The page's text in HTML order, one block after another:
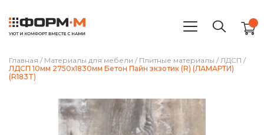
Главная / Материалы для мебели / Плитные материалы / ЛДСП /
ЛДСП 10мм 2750х1830мм Бетон Пайн экзотик (R) (ЛАМАРТИ)
(R183T)